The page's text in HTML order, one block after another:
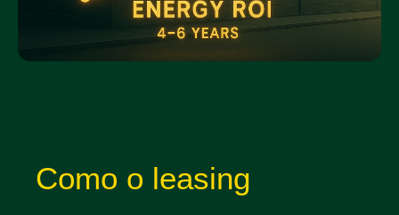
Como o leasing